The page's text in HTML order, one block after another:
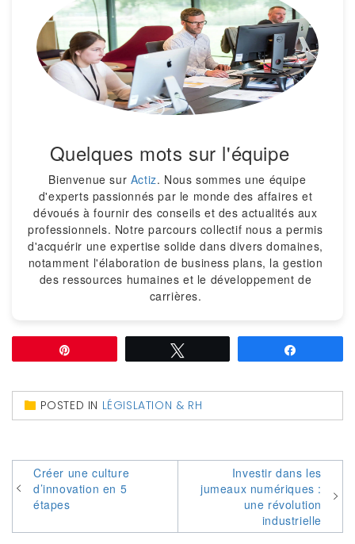
Quelques mots sur l'équipe
Bienvenue sur Actiz. Nous sommes une équipe
d'experts passionnés par le monde des affaires et
dévoués à fournir des conseils et des actualités aux
professionnels. Notre parcours collectif nous a permis
d'acquérir une expertise solide dans divers domaines,
notamment l'élaboration de business plans, la gestion
des ressources humaines et le développement de
carrières.
POSTED IN LÉGISLATION & RH
Navigation
de
l’article
Créer une culture
d’innovation en 5
étapes
Investir dans les
jumeaux numériques :
une révolution
industrielle